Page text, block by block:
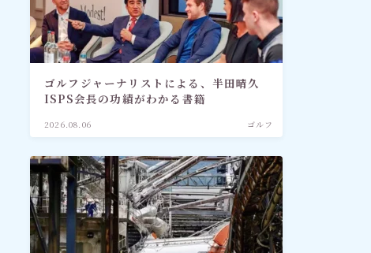
り方教室・入門篇」
ゴルフジャーナリストによる、半田晴久
ISPS会長の功績がわかる書籍
2026.08.06 ゴルフ